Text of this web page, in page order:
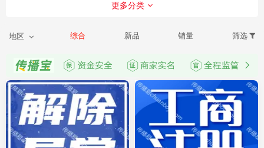
更多分类
地区 综合 新品 销量 筛选